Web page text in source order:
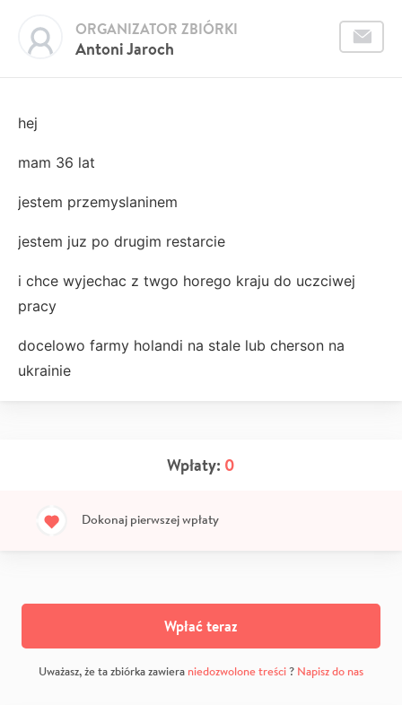
Antoni Jaroch
ORGANIZATOR ZBIÓRKI
hej
mam 36 lat
jestem przemyslaninem
jestem juz po drugim restarcie
i chce wyjechac z twgo horego kraju do uczciwej
pracy
docelowo farmy holandi na stale lub cherson na
ukrainie
Wpłaty: 0
Dokonaj pierwszej wpłaty
Wpłać teraz
Uważasz, że ta zbiórka zawiera niedozwolone treści? Napisz do nas